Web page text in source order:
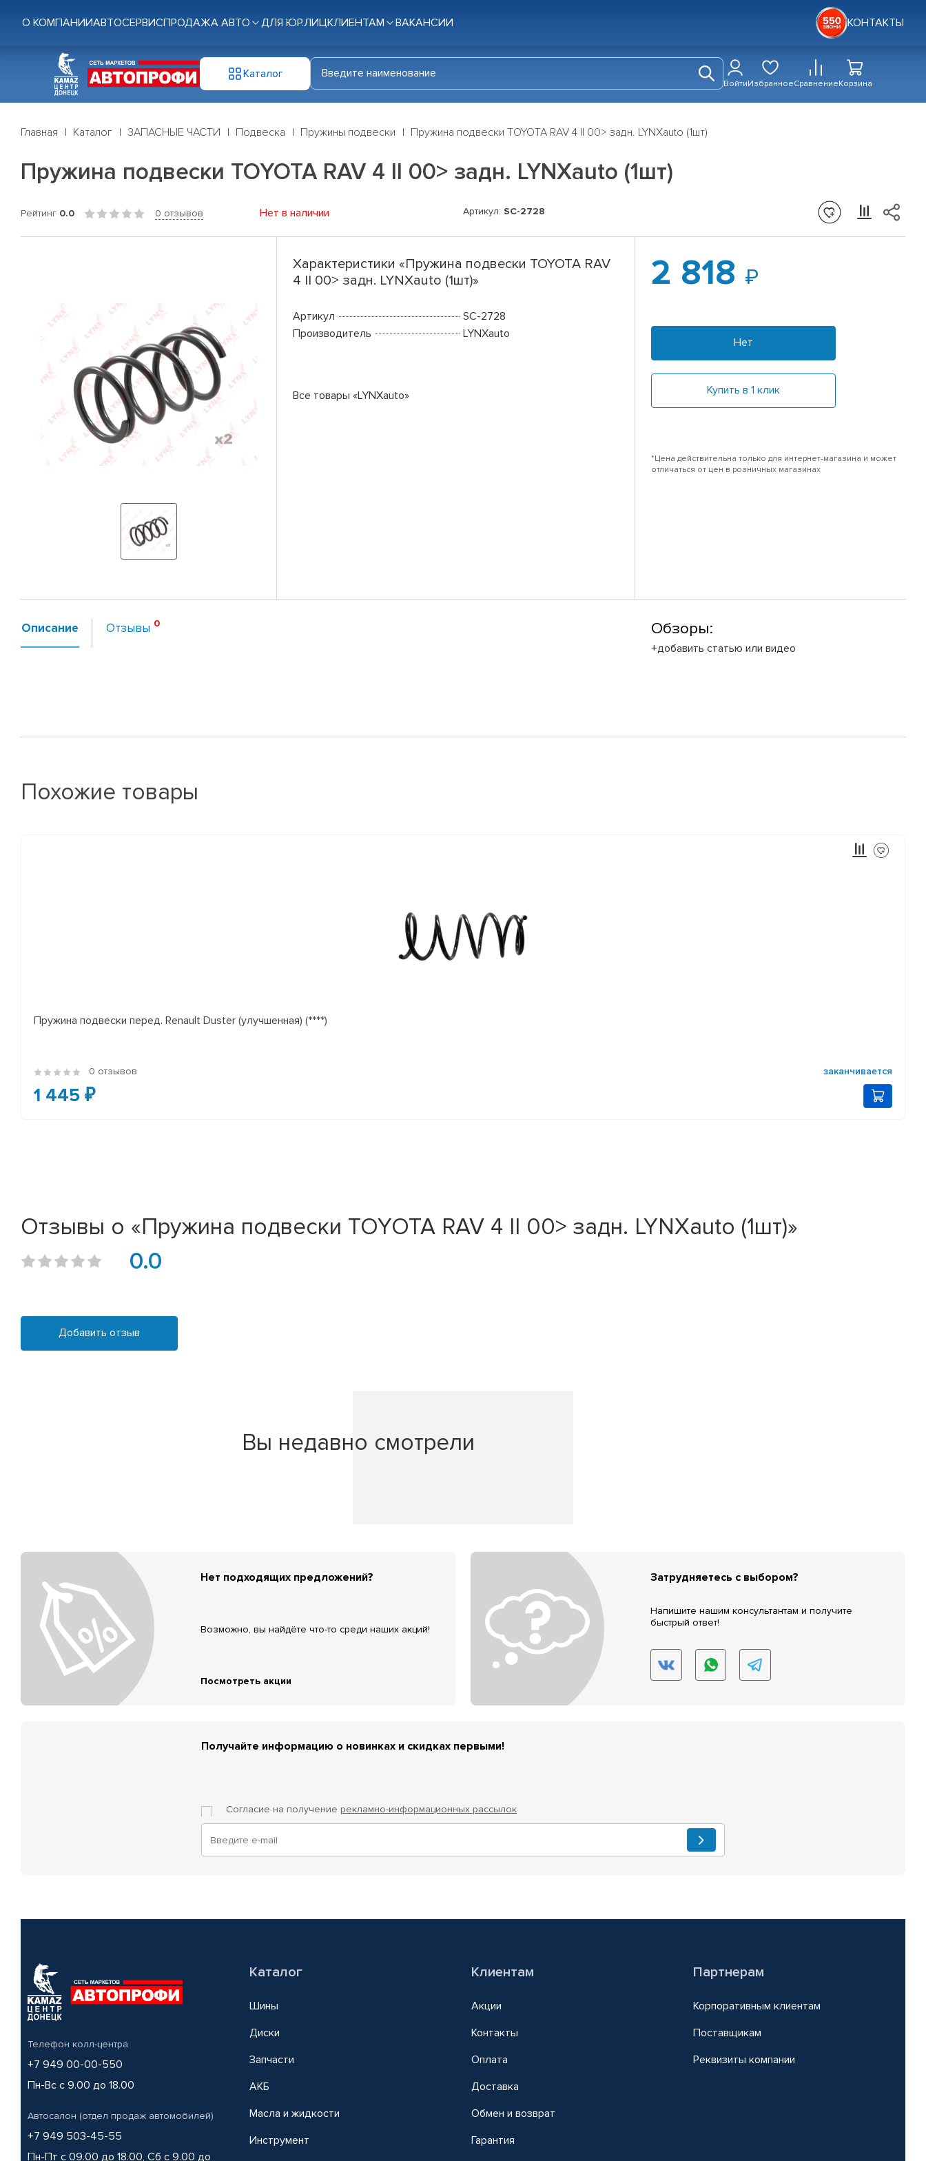
О КОМПАНИИАВТОСЕРВИСПРОДАЖА АВТО ДЛЯ ЮР.ЛИЦКЛИЕНТАМ ВАКАНСИИ КОНТАКТЫ
Каталог
ВойтиИзбранноеСравнениеКорзина
Главная Каталог ЗАПАСНЫЕ ЧАСТИ Подвеска Пружины подвески Пружина подвески TOYOTA RAV 4 II 00> задн. LYNXauto (1шт)
Пружина подвески TOYOTA RAV 4 II 00> задн. LYNXauto (1шт)
Рейтинг 0.0 0 отзывов Нет в наличии Артикул: SC-2728
Характеристики «Пружина подвески TOYOTA RAV
4 II 00> задн. LYNXauto (1шт)»
Артикул
SC-2728
Производитель
LYNXauto
Все товары «LYNXauto»
2 818
Нет
Купить в 1 клик
*Цена действительна только для интернет-магазина и может
отличаться от цен в розничных магазинах
Описание Отзывы Обзоры:
+добавить статью или видео
Похожие товары
Пружина подвески перед. Renault Duster (улучшенная) (****)
0 отзывов заканчивается
1 445 ₽
Отзывы о «Пружина подвески TOYOTA RAV 4 II 00> задн. LYNXauto (1шт)»
0.0
Добавить отзыв
Вы недавно смотрели
Нет подходящих предложений?
Возможно, вы найдёте что-то среди наших акций!
Посмотреть акции
Затрудняетесь с выбором?
Напишите нашим консультантам и получите
быстрый ответ!
Получайте информацию о новинках и скидках первыми!
Согласие на получение рекламно-информационных рассылок
Телефон колл-центра
+7 949 00-00-550
Пн-Вс с 9.00 до 18.00
Автосалон (отдел продаж автомобилей)
+7 949 503-45-55
Пн-Пт с 09.00 до 18.00, Сб с 9.00 до
Каталог
Шины
Диски
Запчасти
АКБ
Масла и жидкости
Инструмент
Клиентам
Акции
Контакты
Оплата
Доставка
Обмен и возврат
Гарантия
Партнерам
Корпоративным клиентам
Поставщикам
Реквизиты компании